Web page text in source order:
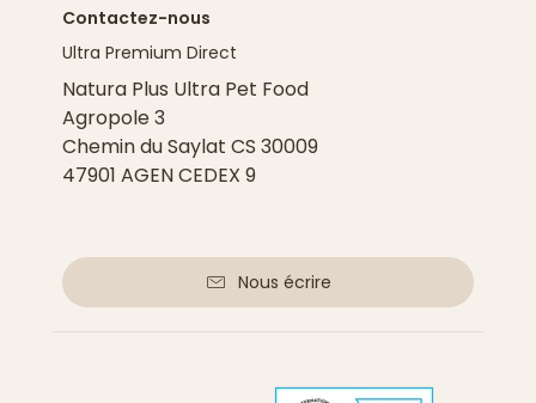
Contactez-nous
Ultra Premium Direct
Natura Plus Ultra Pet Food
Agropole 3
Chemin du Saylat CS 30009
47901 AGEN CEDEX 9
Nous écrire